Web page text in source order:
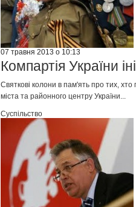
07 травня 2013 о 10:13
Компартія України
Святкові колони в пам'ять про тих,
міста та районного центру України...
Суспільство